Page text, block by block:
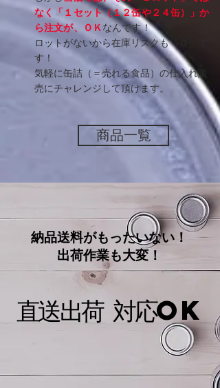
なく「１セット（１２缶や２４缶）」か
ら注文が、ＯＫなんです！
​ロットがないから在庫リスクも「０」で
す！
気軽に缶詰（＝売れる食品）の仕入れ販
売にチャレンジして頂けます。
商品一覧
​納品送料がもったいない！
出荷作業も大変！
​直送出荷 対応OK